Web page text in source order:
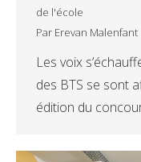
de l'école
Par Erevan Malenfant
Les voix
des BTS se sont
édition du